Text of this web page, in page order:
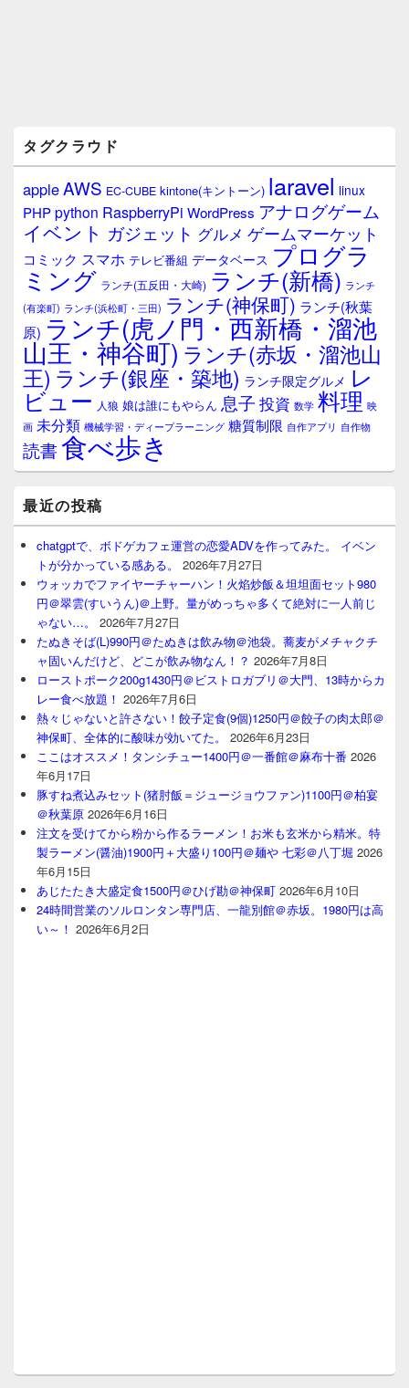
タグクラウド
appleAWS EC-CUBE kintone(キントーン) laravel linux
PHPpython RaspberryPi WordPress アナログゲーム
イベント ガジェット グルメ ゲームマーケット
コミック スマホ テレビ番組 データベース プログラ
ミング ランチ(五反田・大崎) ランチ(新橋) ランチ
(有楽町) ランチ(浜松町・三田) ランチ(神保町) ランチ(秋葉
原) ランチ(虎ノ門・西新橋・溜池
山王・神谷町) ランチ(赤坂・溜池山
王) ランチ(銀座・築地) ランチ限定グルメ レ
ビュー 人狼 娘は誰にもやらん 息子 投資 数学 料理 映
画 未分類 機械学習・ディープラーニング 糖質制限 自作アプリ 自作物
読書食べ歩き
最近の投稿
chatgptで、ボドゲカフェ運営の恋愛ADVを作ってみた。 イベン
トが分かっている感ある。
2026年7月27日
ウォッカでファイヤーチャーハン！火焰炒飯＆坦坦面セット980
円＠翠雲(すいうん)＠上野。量がめっちゃ多くて絶対に一人前じ
ゃない…。
2026年7月27日
たぬきそば(L)990円＠たぬきは飲み物＠池袋。蕎麦がメチャクチ
ャ固いんだけど、どこが飲み物なん！？ 2026年7月8日
ローストポーク200g1430円＠ビストロガブリ＠大門、13時からカ
レー食べ放題！ 2026年7月6日
熱々じゃないと許さない！餃子定食(9個)1250円＠餃子の肉太郎＠
神保町、全体的に酸味が効いてた。
2026年6月23日
ここはオススメ！タンシチュー1400円＠一番館＠麻布十番 2026
年6月17日
豚すね煮込みセット(猪肘飯＝ジュージョウファン)1100円＠柏宴
＠秋葉原 2026年6月16日
注文を受けてから粉から作るラーメン！お米も玄米から精米。特
製ラーメン(醤油)1900円＋大盛り100円＠麺や 七彩＠八丁堀 2026
年6月15日
あじたたき大盛定食1500円＠ひげ勘＠神保町 2026年6月10日
24時間営業のソルロンタン専門店、一龍別館＠赤坂。1980円は高
い～！ 2026年6月2日